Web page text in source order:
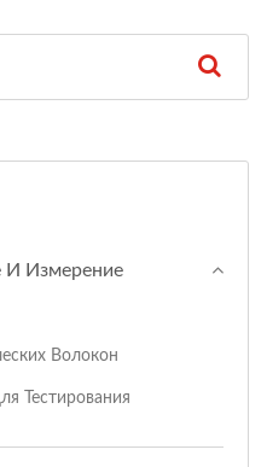
И Измерение
Волокон
Тестирования